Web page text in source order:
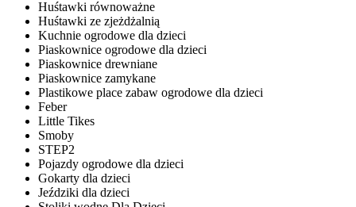
Huśtawki równoważne
Huśtawki ze zjeżdżalnią
Kuchnie ogrodowe dla dzieci
Piaskownice ogrodowe dla dzieci
Piaskownice drewniane
Piaskownice zamykane
Plastikowe place zabaw ogrodowe dla dzieci
Feber
Little Tikes
Smoby
STEP2
Pojazdy ogrodowe dla dzieci
Gokarty dla dzieci
Jeździki dla dzieci